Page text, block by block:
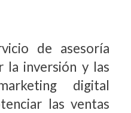
de asesoría
la inversión y las
digital
las ventas